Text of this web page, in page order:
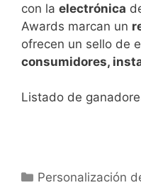
con la electrónica
Awards marcan un
ofrecen un sello de
consumidores,
Listado de
Personalización